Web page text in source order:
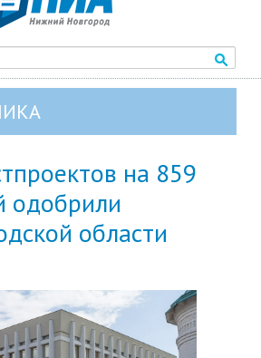
на 859
одобрили
области